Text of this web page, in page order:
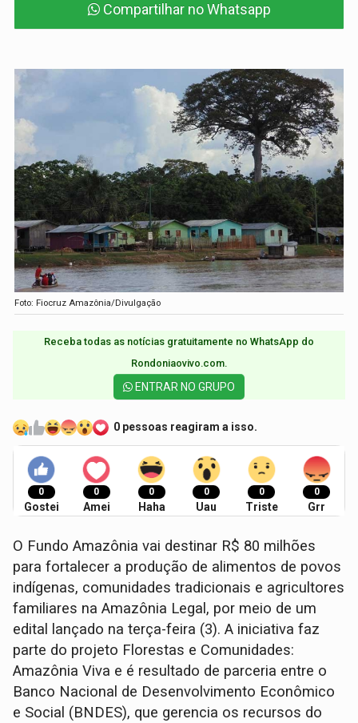
Compartilhar no Whatsapp
Foto: Fiocruz Amazônia/Divulgação
Receba todas as notícias gratuitamente no WhatsApp do
Rondoniaovivo.com.​
ENTRAR NO GRUPO
0 pessoas reagiram a isso.
0
Gostei
0
Amei
0
Haha
0
Uau
0
Triste
0
Grr
O Fundo Amazônia vai destinar R$ 80 milhões
para fortalecer a produção de alimentos de povos
indígenas, comunidades tradicionais e agricultores
familiares na Amazônia Legal, por meio de um
edital lançado na terça-feira (3). A iniciativa faz
parte do projeto Florestas e Comunidades:
Amazônia Viva e é resultado de parceria entre o
Banco Nacional de Desenvolvimento Econômico
e Social (BNDES), que gerencia os recursos do